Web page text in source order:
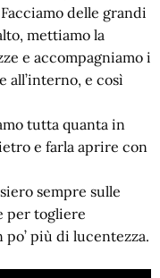
delle grandi
mettiamo la
e accompagniamo i
all’interno, e così
tutta quanta in
e farla aprire con
sempre sulle
per togliere
più di lucentezza.